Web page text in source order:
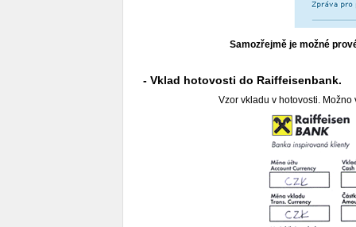
Samozřejmě je možné
- Vklad hotovosti do Raiffeisenbank.
Vzor vkladu v hotovosti.